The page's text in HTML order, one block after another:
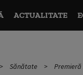
ACTUALITATE
Sănătate Premieră